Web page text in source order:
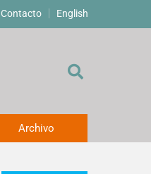
Contacto English
Archivo